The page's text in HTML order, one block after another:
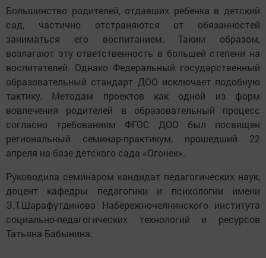
Большинство родителей, отдавших ребенка в детский
сад, частично отстраняются от обязанностей
заниматься его воспитанием. Таким образом,
возлагают эту ответственность в большей степени на
воспитателей. Однако Федеральный государственный
образовательный стандарт ДОО исключает подобную
тактику. Методам проектов как одной из форм
вовлечения родителей в образовательный процесс
согласно требованиям ФГОС ДОО был посвящен
региональный семинар-практикум, прошедший 22
апреля на базе детского сада «Огонек».
Руководила семинаром кандидат педагогических наук,
доцент кафедры педагогики и психологии имени
З.Т.Шарафутдинова Набережночелнинского института
социально-педагогических технологий и ресурсов
Татьяна Бабынина.